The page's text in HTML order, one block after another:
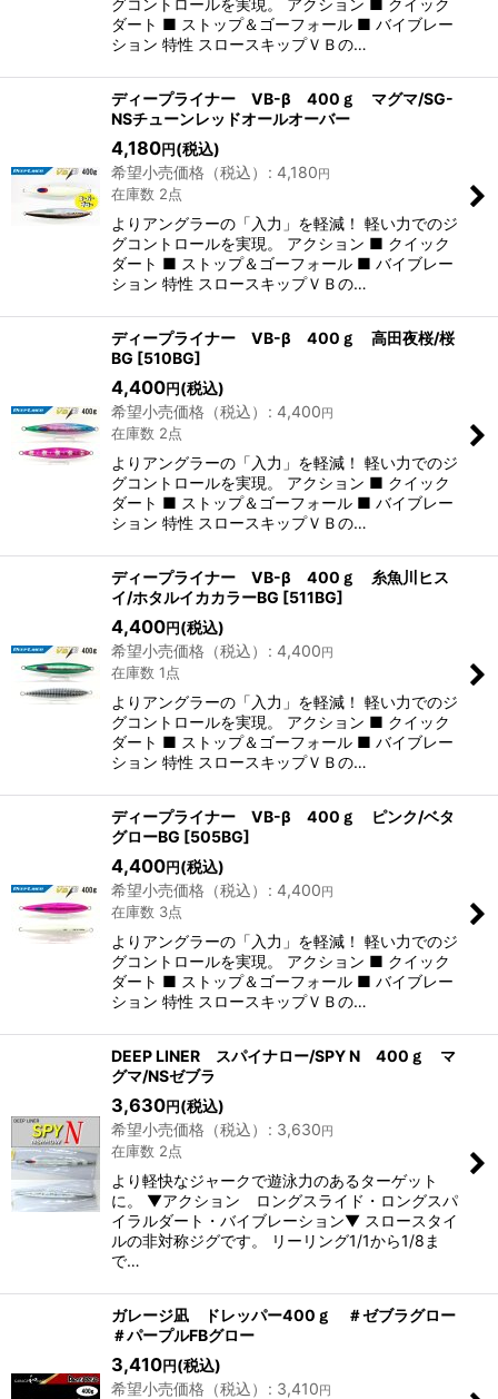
ダート ■ ストップ＆ゴーフォール ■ バイブレー
ション 特性 スロースキップＶＢの…
ディープライナー VB-β 400ｇ マグマ/SG-
NSチューンレッドオールオーバー
4,180円(税込)
希望小売価格（税込）
: 4,180円
在庫数 2点
よりアングラーの「入力」を軽減！ 軽い力でのジ
グコントロールを実現。 アクション ■ クイック
ダート ■ ストップ＆ゴーフォール ■ バイブレー
ション 特性 スロースキップＶＢの…
ディープライナー VB-β 400ｇ 高田夜桜/桜
BG [510BG]
4,400円(税込)
希望小売価格（税込）
: 4,400円
在庫数 2点
よりアングラーの「入力」を軽減！ 軽い力でのジ
グコントロールを実現。 アクション ■ クイック
ダート ■ ストップ＆ゴーフォール ■ バイブレー
ション 特性 スロースキップＶＢの…
ディープライナー VB-β 400ｇ 糸魚川ヒス
イ/ホタルイカカラーBG [511BG]
4,400円(税込)
希望小売価格（税込）
: 4,400円
在庫数 1点
よりアングラーの「入力」を軽減！ 軽い力でのジ
グコントロールを実現。 アクション ■ クイック
ダート ■ ストップ＆ゴーフォール ■ バイブレー
ション 特性 スロースキップＶＢの…
ディープライナー VB-β 400ｇ ピンク/ベタ
グローBG [505BG]
4,400円(税込)
希望小売価格（税込）
: 4,400円
在庫数 3点
よりアングラーの「入力」を軽減！ 軽い力でのジ
グコントロールを実現。 アクション ■ クイック
ダート ■ ストップ＆ゴーフォール ■ バイブレー
ション 特性 スロースキップＶＢの…
DEEP LINER スパイナロー/SPY N 400ｇ マ
グマ/NSゼブラ
3,630円(税込)
希望小売価格（税込）
: 3,630円
在庫数 2点
より軽快なジャークで遊泳力のあるターゲット
に。 ▼アクション ロングスライド・ロングスパ
イラルダート・バイブレーション▼ スロースタイ
ルの非対称ジグです。 リーリング1/1から1/8ま
で…
ガレージ凪 ドレッパー400ｇ ＃ゼブラグロー
＃パープルFBグロー
3,410円(税込)
希望小売価格（税込）
: 3,410円